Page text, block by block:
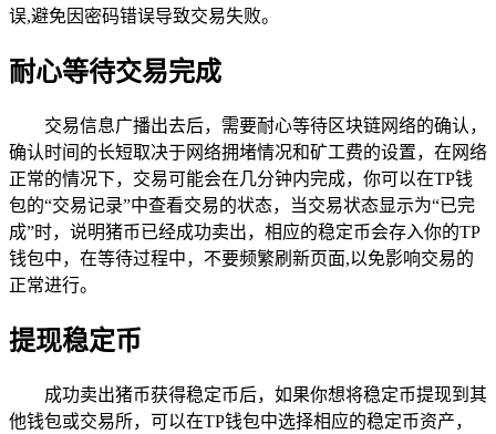
误,避免因密码错误导致交易失败。
耐心等待交易完成
交易信息广播出去后，需要耐心等待区块链网络的确认，
确认时间的长短取决于网络拥堵情况和矿工费的设置，在网络
正常的情况下，交易可能会在几分钟内完成，你可以在TP钱
包的“交易记录”中查看交易的状态，当交易状态显示为“已完
成”时，说明猪币已经成功卖出，相应的稳定币会存入你的TP
钱包中，在等待过程中，不要频繁刷新页面,以免影响交易的
正常进行。
提现稳定币
成功卖出猪币获得稳定币后，如果你想将稳定币提现到其
他钱包或交易所，可以在TP钱包中选择相应的稳定币资产，